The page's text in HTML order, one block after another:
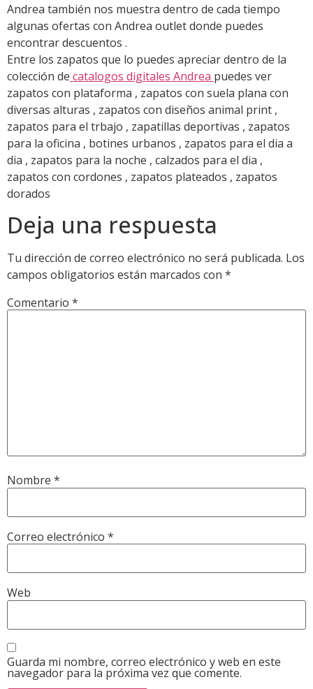
Andrea también nos muestra dentro de cada tiempo
algunas ofertas con Andrea outlet donde puedes
encontrar descuentos .
Entre los zapatos que lo puedes apreciar dentro de la
colección de catalogos digitales Andrea puedes ver
zapatos con plataforma , zapatos con suela plana con
diversas alturas , zapatos con diseños animal print ,
zapatos para el trbajo , zapatillas deportivas , zapatos
para la oficina , botines urbanos , zapatos para el dia a
dia , zapatos para la noche , calzados para el dia ,
zapatos con cordones , zapatos plateados , zapatos
dorados
Deja una respuesta
Tu dirección de correo electrónico no será publicada. Los
campos obligatorios están marcados con *
Comentario *
Nombre *
Correo electrónico *
Web
Guarda mi nombre, correo electrónico y web en este
navegador para la próxima vez que comente.